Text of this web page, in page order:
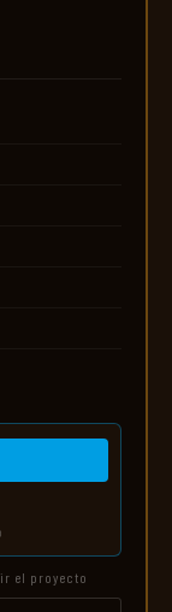
el proyecto